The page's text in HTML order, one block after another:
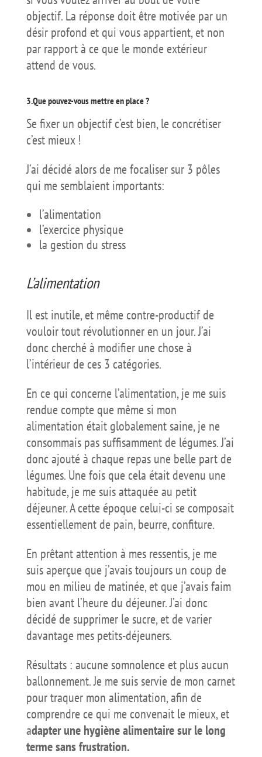
objectif. La réponse doit être motivée par un
désir profond et qui vous appartient, et non
par rapport à ce que le monde extérieur
attend de vous.
3.Que pouvez-vous mettre en place ?
Se fixer un objectif c’est bien, le concrétiser
c’est mieux !
J’ai décidé alors de me focaliser sur 3 pôles
qui me semblaient importants:
l’alimentation
l’exercice physique
la gestion du stress
L’alimentation
Il est inutile, et même contre-productif de
vouloir tout révolutionner en un jour. J’ai
donc cherché à modifier une chose à
l’intérieur de ces 3 catégories.
En ce qui concerne l’alimentation, je me suis
rendue compte que même si mon
alimentation était globalement saine, je ne
consommais pas suffisamment de légumes. J’ai
donc ajouté à chaque repas une belle part de
légumes. Une fois que cela était devenu une
habitude, je me suis attaquée au petit
déjeuner. A cette époque celui-ci se composait
essentiellement de pain, beurre, confiture.
En prêtant attention à mes ressentis, je me
suis aperçue que j’avais toujours un coup de
mou en milieu de matinée, et que j’avais faim
bien avant l’heure du déjeuner. J’ai donc
décidé de supprimer le sucre, et de varier
davantage mes petits-déjeuners.
Résultats : aucune somnolence et plus aucun
ballonnement. Je me suis servie de mon carnet
pour traquer mon alimentation, afin de
comprendre ce qui me convenait le mieux, et
adapter une hygiène alimentaire sur le long
terme sans frustration.